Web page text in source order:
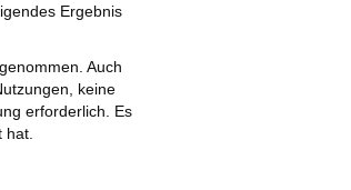
Ergebnis
Auch
keine
erforderlich. Es